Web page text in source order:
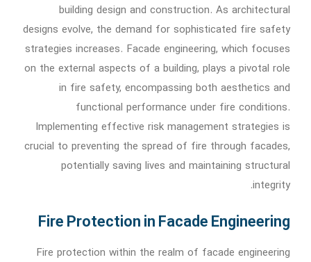
building design and construction. As architectural
designs evolve, the demand for sophisticated fire safety
strategies increases. Facade engineering, which focuses
on the external aspects of a building, plays a pivotal role
in fire safety, encompassing both aesthetics and
functional performance under fire conditions.
Implementing effective risk management strategies is
crucial to preventing the spread of fire through facades,
potentially saving lives and maintaining structural
integrity.
Fire Protection in Facade Engineering
Fire protection within the realm of facade engineering